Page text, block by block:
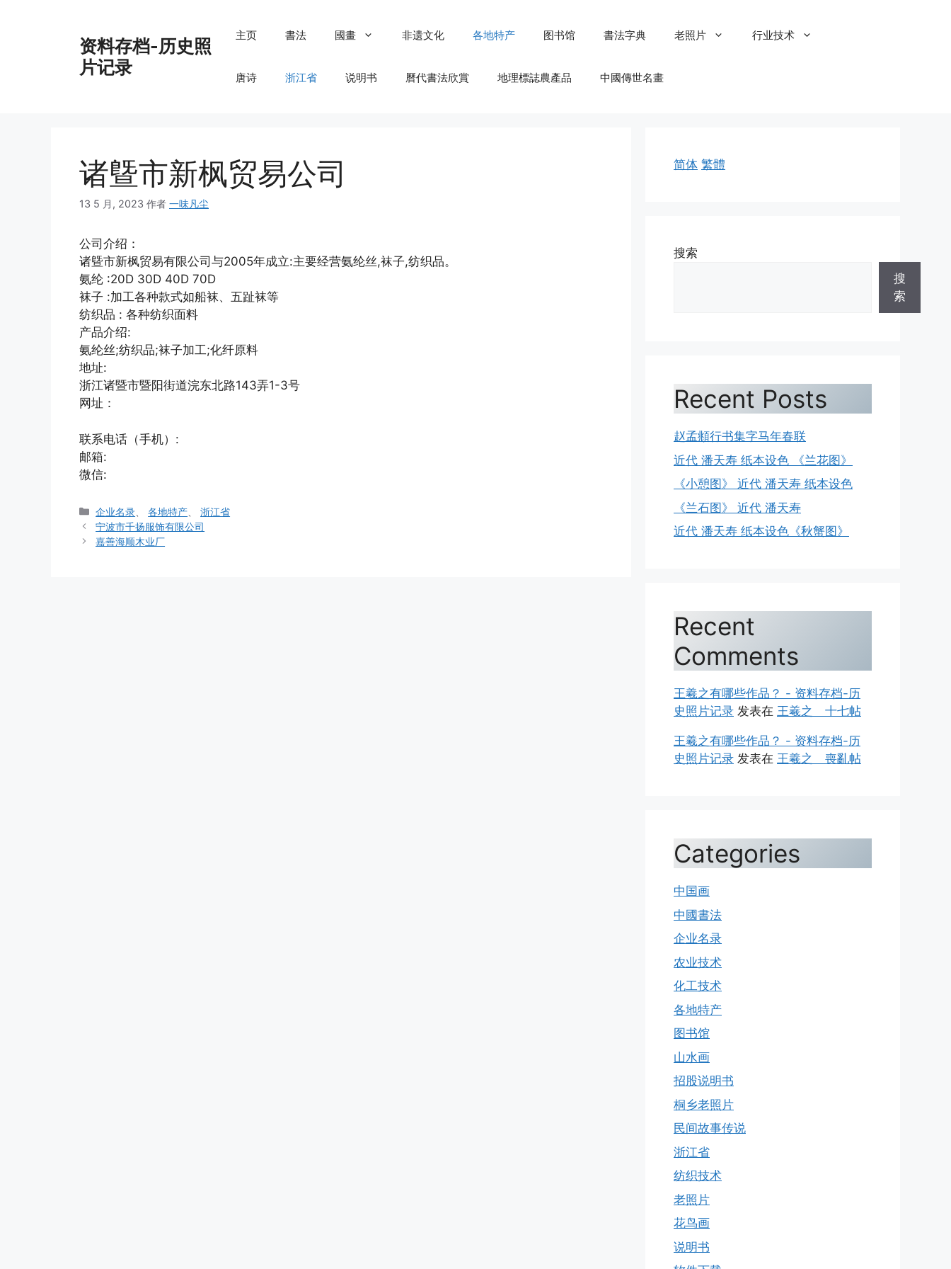
资料存档-历史照
片记录
主页 書法 國畫 非遗文化 各地特产 图书馆 書法字典 老照片 行业技术
唐诗 浙江省 说明书 曆代書法欣賞 地理標誌農產品 中國傳世名畫
诸曁市新枫贸易公司
13 5 月, 2023 作者 一味凡尘
公司介绍：
诸曁市新枫贸易有限公司与2005年成立:主要经营氨纶丝,袜子,纺织品。
氨纶 :20D 30D 40D 70D
袜子 :加工各种款式如船袜、五趾袜等
纺织品 : 各种纺织面料
产品介绍:
氨纶丝;纺织品;袜子加工;化纤原料
地址:
浙江诸暨市暨阳街道浣东北路143弄1-3号
网址：
联系电话（手机）:
邮箱:
微信:
分
类
企业名录 、各地特产 、浙江省
宁波市千扬服饰有限公司
嘉善海顺木业厂
简体 繁體
搜索
搜
索
Recent Posts
赵孟頫行书集字马年春联
近代 潘天寿 纸本设色 《兰花图》
《小憩图》 近代 潘天寿 纸本设色
《兰石图》 近代 潘天寿
近代 潘天寿 纸本设色《秋蟹图》
Recent
Comments
王羲之有哪些作品？ - 资料存档-历
史照片记录 发表在 王羲之 十七帖
王羲之有哪些作品？ - 资料存档-历
史照片记录 发表在 王羲之 喪亂帖
Categories
中国画
中國書法
企业名录
农业技术
化工技术
各地特产
图书馆
山水画
招股说明书
桐乡老照片
民间故事传说
浙江省
纺织技术
老照片
花鸟画
说明书